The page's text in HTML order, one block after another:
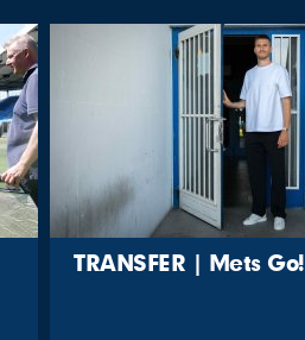
TRANSFER | Mets Go!